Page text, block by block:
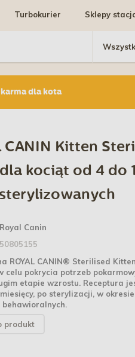
Turbokurier Sklepy
karma dla kota
CANIN Kitten
kociąt od 4 do
Royal Canin
ROYAL CANIN® Sterilised
celu pokrycia potrzeb
etapie wzrostu. Receptura
po sterylizacji, w
produkt